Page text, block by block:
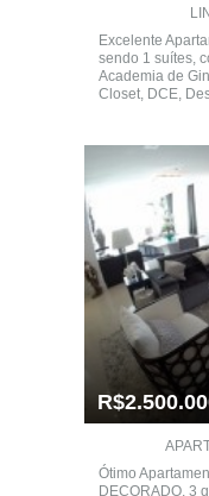
Excelente
sendo 1 suítes,
Academia de
Closet, DCE,
Ótimo
DECORADO, 3